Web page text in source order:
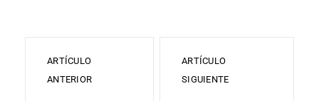
ARTÍCULO
ANTERIOR
ARTÍCULO
SIGUIENTE